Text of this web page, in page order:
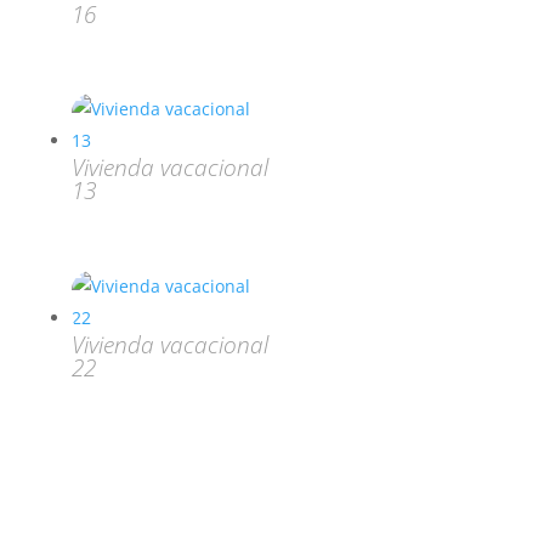
16
Vivienda vacacional
13
Vivienda vacacional
22